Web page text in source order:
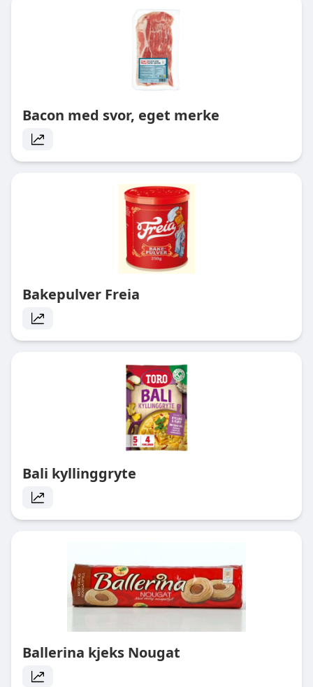
Bacon med svor, eget merke
Bakepulver Freia
Bali kyllinggryte
Ballerina kjeks Nougat